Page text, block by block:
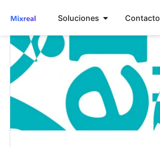
Soluciones Contacto